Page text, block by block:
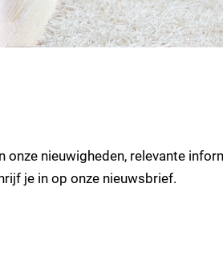
onze nieuwigheden, relevante
je in op onze nieuwsbrief.